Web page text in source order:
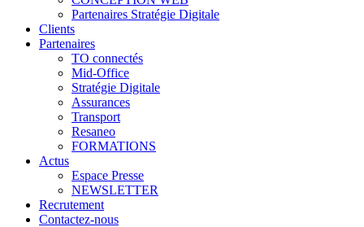
Partenaires Stratégie Digitale
Clients
Partenaires
TO connectés
Mid-Office
Stratégie Digitale
Assurances
Transport
Resaneo
FORMATIONS
Actus
Espace Presse
NEWSLETTER
Recrutement
Contactez-nous